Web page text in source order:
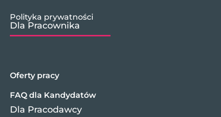
Polityka prywatności
Dla Pracownika
Oferty pracy
FAQ dla Kandydatów
Dla Pracodawcy